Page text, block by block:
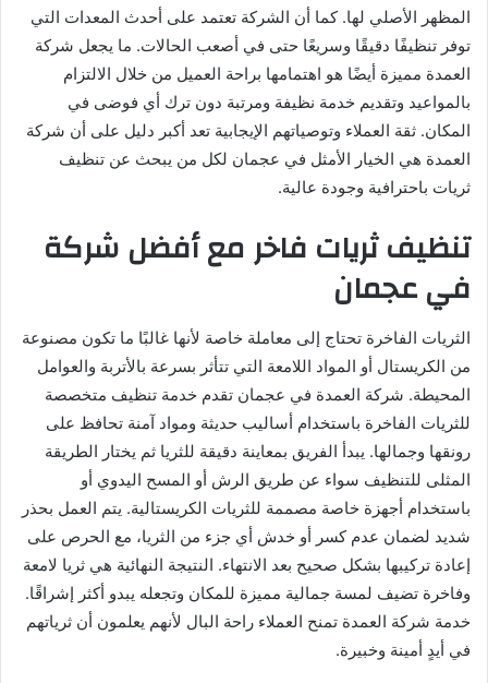
المظهر الأصلي لها. كما أن الشركة تعتمد على أحدث المعدات التي
توفر تنظيفًا دقيقًا وسريعًا حتى في أصعب الحالات. ما يجعل شركة
العمدة مميزة أيضًا هو اهتمامها براحة العميل من خلال الالتزام
بالمواعيد وتقديم خدمة نظيفة ومرتبة دون ترك أي فوضى في
المكان. ثقة العملاء وتوصياتهم الإيجابية تعد أكبر دليل على أن شركة
العمدة هي الخيار الأمثل في عجمان لكل من يبحث عن تنظيف
ثريات باحترافية وجودة عالية.
تنظيف ثريات فاخر مع أفضل شركة
في عجمان
الثريات الفاخرة تحتاج إلى معاملة خاصة لأنها غالبًا ما تكون مصنوعة
من الكريستال أو المواد اللامعة التي تتأثر بسرعة بالأتربة والعوامل
المحيطة. شركة العمدة في عجمان تقدم خدمة تنظيف متخصصة
للثريات الفاخرة باستخدام أساليب حديثة ومواد آمنة تحافظ على
رونقها وجمالها. يبدأ الفريق بمعاينة دقيقة للثريا ثم يختار الطريقة
المثلى للتنظيف سواء عن طريق الرش أو المسح اليدوي أو
باستخدام أجهزة خاصة مصممة للثريات الكريستالية. يتم العمل بحذر
شديد لضمان عدم كسر أو خدش أي جزء من الثريا، مع الحرص على
إعادة تركيبها بشكل صحيح بعد الانتهاء. النتيجة النهائية هي ثريا لامعة
وفاخرة تضيف لمسة جمالية مميزة للمكان وتجعله يبدو أكثر إشراقًا.
خدمة شركة العمدة تمنح العملاء راحة البال لأنهم يعلمون أن ثرياتهم
في أيدٍ أمينة وخبيرة.